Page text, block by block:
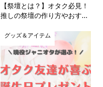
【祭壇とは？】オタク必見！
推しの祭壇の作り方やおす...
グッズ＆アイテム